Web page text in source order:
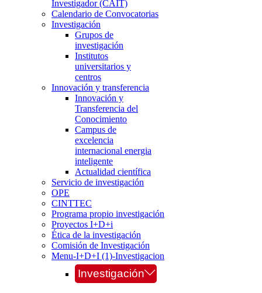
Investigador (CAIT)
Calendario de Convocatorias
Investigación
Grupos de
investigación
Institutos
universitarios y
centros
Innovación y transferencia
Innovación y
Transferencia del
Conocimiento
Campus de
excelencia
internacional energia
inteligente
Actualidad científica
Servicio de investigación
OPE
CINTTEC
Programa propio investigación
Proyectos I+D+i
Ética de la investigación
Comisión de Investigación
Menu-I+D+I (1)-Investigacion
Investigación